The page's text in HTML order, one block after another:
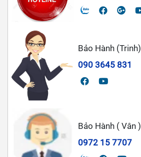
Bảo Hành (Trinh)
090 3645 831
Bảo Hành ( Vân )
0972 15 7707